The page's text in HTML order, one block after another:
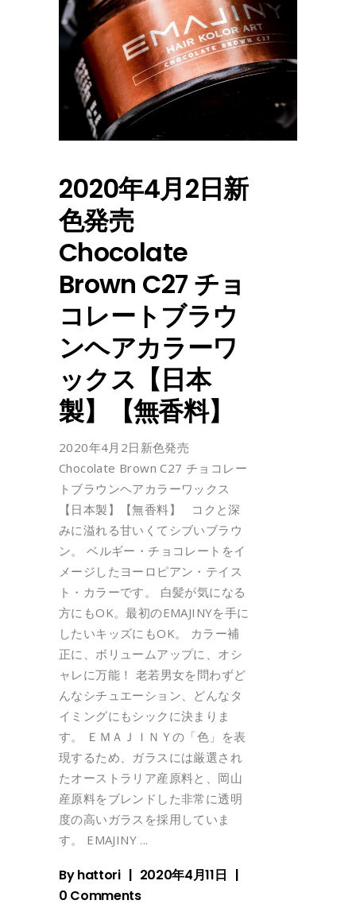
2020年4月2日新
色発売
Chocolate
Brown C27 チョ
コレートブラウ
ンヘアカラーワ
ックス【日本
製】【無香料】
2020年4月2日新色発売
Chocolate Brown C27 チョコレー
トブラウンヘアカラーワックス
【日本製】【無香料】 コクと深
みに溢れる甘いくてシブいブラウ
ン。 ベルギー・チョコレートをイ
メージしたヨーロピアン・テイス
ト・カラーです。 白髪が気になる
方にもOK。最初のEMAJINYを手に
したいキッズにもOK。 カラー補
正に、ボリュームアップに、オシ
ャレに万能！ 老若男女を問わずど
んなシチュエーション、どんなタ
イミングにもシックに決まりま
す。 ＥＭＡＪＩＮＹの「色」を表
現するため、ガラスには厳選され
たオーストラリア産原料と、岡山
産原料をブレンドした非常に透明
度の高いガラスを採用していま
す。 EMAJINY
Byhattori
2020年4月11日
0 Comments